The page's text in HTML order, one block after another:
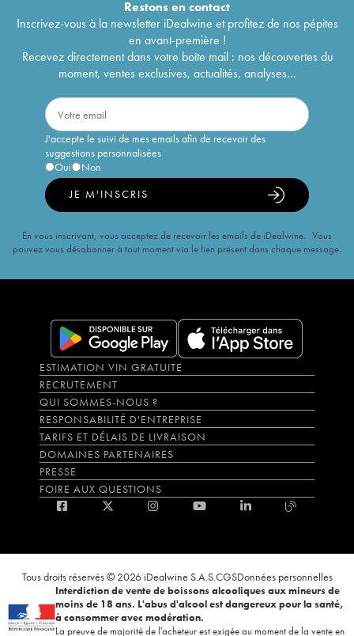
Restons encontact
Inscrivez-vous à la newsletter iDealwine et profitez de nos pépites
en avant-première !
Recevez directement dans votre boîte mail : nos découvertes du
moment, ventes exclusives, actualités, analyses...
J'accepte le suivi de mes emails afin de recevoir des
suggestions personnalisées
Oui
Non
JE M'INSCRIS
En vous inscrivant, vous acceptez de recevoir les emails de iDealwine. Vous
pouvez vous désabonner à tout moment via le lien présent dans chaque message.
ESTIMATION VIN GRATUITE
RECRUTEMENT
QUI SOMMES-NOUS ?
RESPONSABILITÉ D'ENTREPRISE
TARIFS ET DÉLAIS DE LIVRAISON
DOMAINES PARTENAIRES
PRESSE
FOIRE AUX QUESTIONS
Tous droits réservés © 2026 iDealwine S.A.S.CGSDonnées personnelles
Interdiction de vente de boissons alcooliques aux mineurs de
moins de 18 ans. L'abus d'alcool est dangereux pour la santé,
à consommer avec modération.
La preuve de majorité de l'acheteur est exigée au moment de la vente en